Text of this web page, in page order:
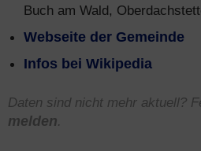
Buch am Wald,
Webseite der Gemeinde
Infos bei Wikipedia
Daten sind nicht mehr aktuell?
melden.